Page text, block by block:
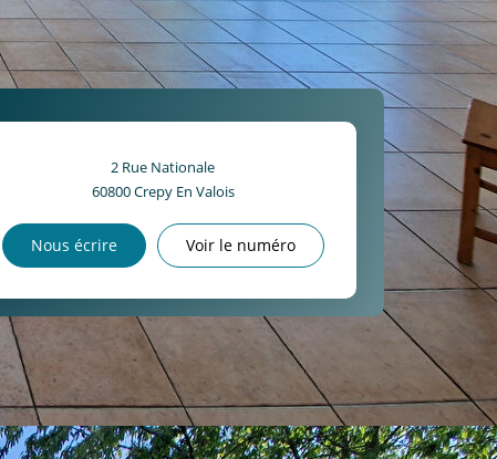
2 Rue Nationale
60800Crepy En Valois
Nous écrire Voir le numéro